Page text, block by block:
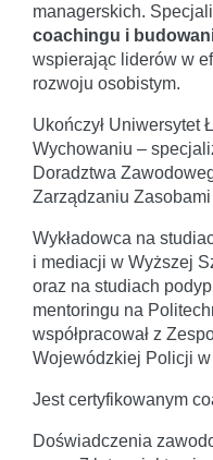
managerskich.
coachingu i
wspierając liderów w
rozwoju osobistym.
Ukończył Uniwersytet
Wychowaniu –
Doradztwa
Zarządzaniu
Wykładowca na
i mediacji w Wyższej
oraz na studiach
mentoringu na
współpracował z
Wojewódzkiej Policji w
Jest certyfikowanym
Doświadczenia